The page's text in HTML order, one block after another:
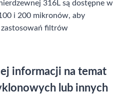
316L są dostępne w
i 200 mikronów, aby
zastosowań filtrów
informacji na temat
lub innych